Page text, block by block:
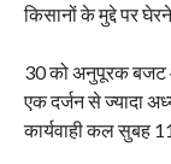
किसानों के मुद्दे पर
30 को अनुपूरक बजट
एक दर्जन से ज्यादा
कार्यवाही कल सुबह